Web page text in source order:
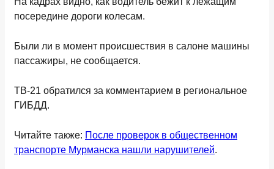
посередине дороги колесам.
Были ли в момент происшествия в салоне машины
пассажиры, не сообщается.
ТВ-21 обратился за комментарием в региональное
ГИБДД.
Читайте также: После проверок в общественном
транспорте Мурманска нашли нарушителей.